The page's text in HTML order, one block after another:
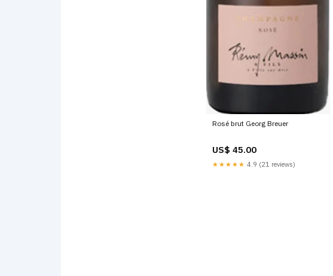
Rosé brut Georg Breuer
US$ 45.00
★★★★★ 4.9 (21 reviews)